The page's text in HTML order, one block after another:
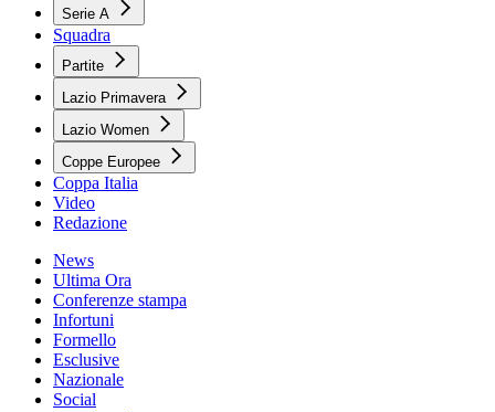
Serie A
Squadra
Partite
Lazio Primavera
Lazio Women
Coppe Europee
Coppa Italia
Video
Redazione
News
Ultima Ora
Conferenze stampa
Infortuni
Formello
Esclusive
Nazionale
Social